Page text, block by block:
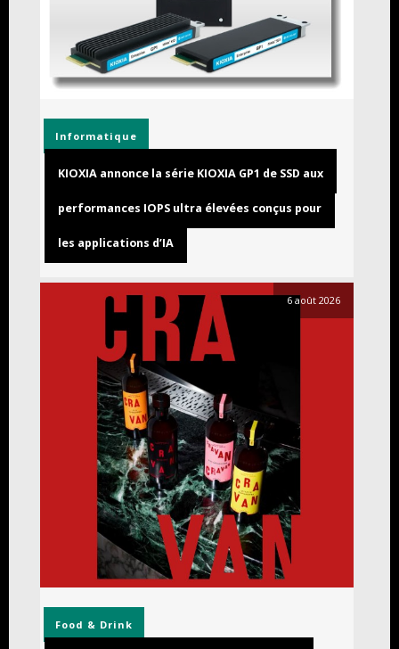
Informatique
KIOXIA annonce la série KIOXIA GP1 de SSD aux
performances IOPS ultra élevées conçus pour
les applications d’IA
6 août 2026
Food & Drink